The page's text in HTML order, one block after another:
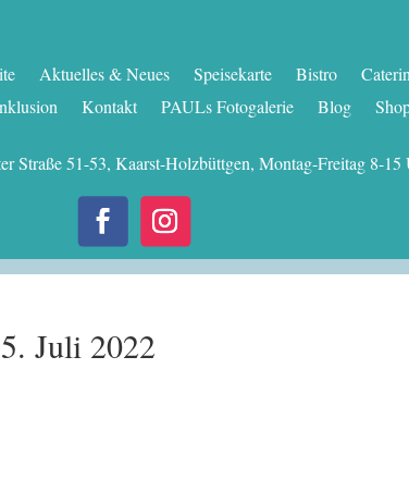
Aktuelles & Neues Speisekarte Bistro
Kontakt PAULs Fotogalerie Blog
Straße 51-53, Kaarst-Holzbüttgen, Montag-Freitag
Juli 2022